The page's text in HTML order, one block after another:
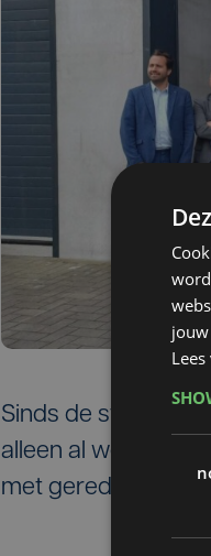
Sinds de start
alleen al werden
met geredde